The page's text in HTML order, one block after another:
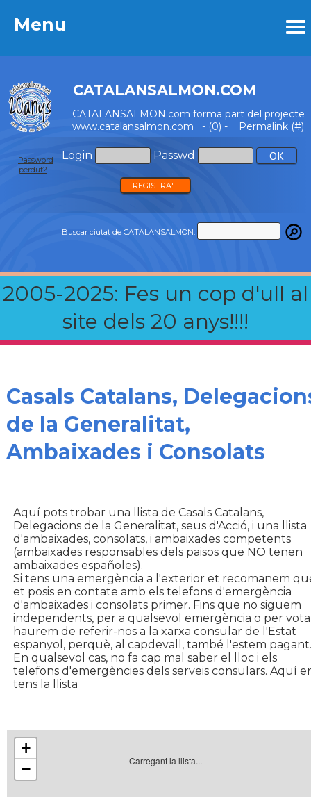
Menu
CATALANSALMON.COM
CATALANSALMON.com forma part del projecte
www.catalansalmon.com - (0) - Permalink (#)
Login Passwd
Password
perdut?
REGISTRA'T
Buscar ciutat de CATALANSALMON:
2005-2025: Fes un cop d'ull al
site dels 20 anys!!!!
Menu
Casals Catalans,
de la Generalitat,
Ambaixades i Consolats
Aquí pots trobar una llista de Casals Catalans,
Delegacions de la Generalitat, seus d'Acció, i una llista
d'ambaixades, consolats, i ambaixades competents
(ambaixades responsables dels paisos que NO tenen
ambaixades españoles).
Si tens una emergència a l'exterior et recomanem
et posis en contate amb els telefons d'emergència
d'ambaixades i consolats primer. Fins que no siguem
independents, per a qualsevol emergència o per
haurem de referir-nos a la xarxa consular de l'Estat
espanyol, perquè, al capdevall, també l'estem pagant.
En qualsevol cas, no fa cap mal saber el lloc i els
telefons d'emergències dels serveis consulars. Aquí
tens la llista
Carregant la llista...
+
−